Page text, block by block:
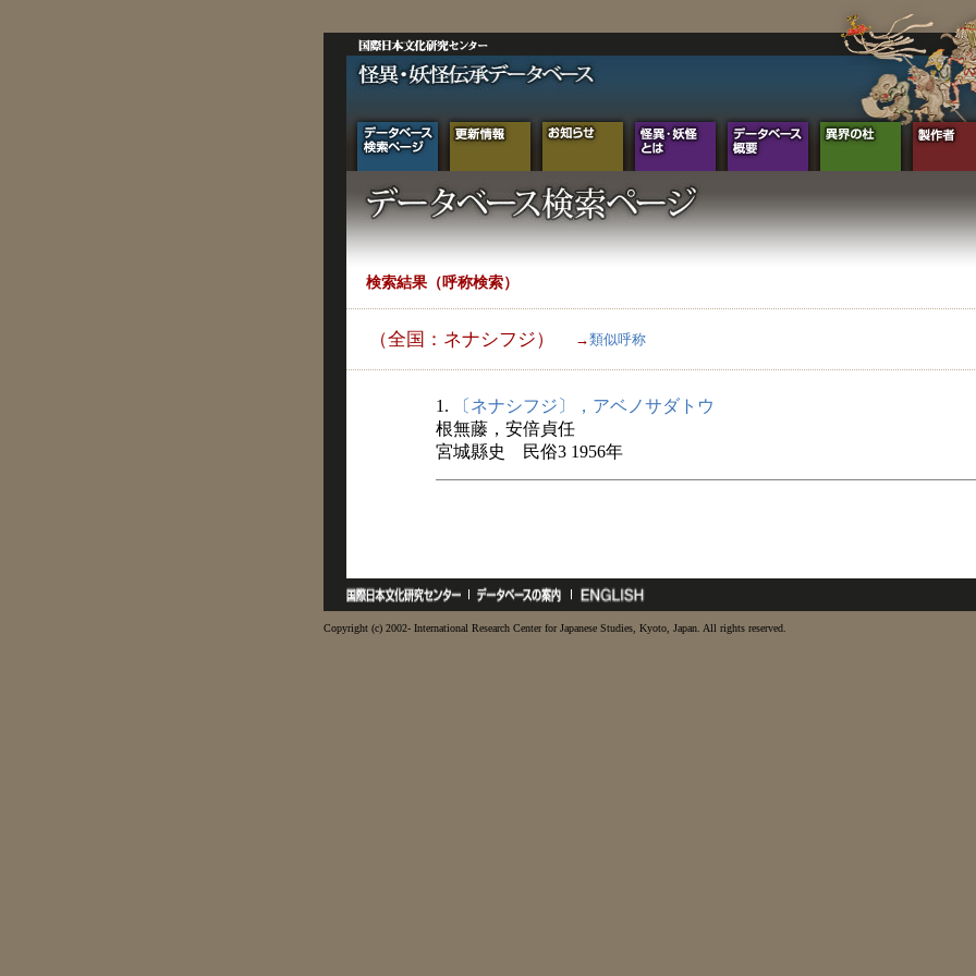
検索結果（呼称検索）
（全国：ネナシフジ） →類似呼称
1.
〔ネナシフジ〕，アベノサダトウ
根無藤，安倍貞任
宮城縣史 民俗3 1956年
Copyright (c) 2002- International Research Center for Japanese Studies, Kyoto, Japan. All rights reserved.